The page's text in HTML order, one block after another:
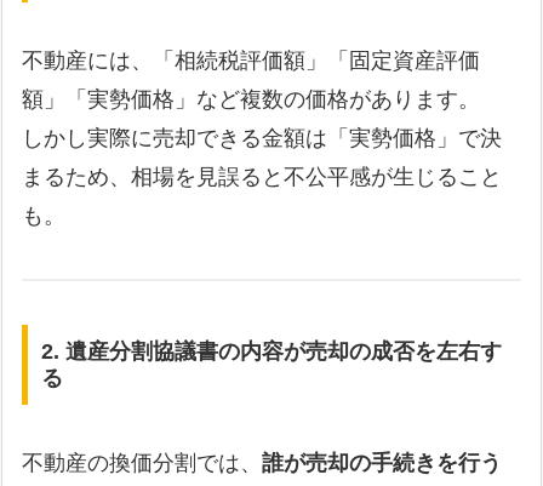
不動産には、「相続税評価額」「固定資産評価
額」「実勢価格」など複数の価格があります。
しかし実際に売却できる金額は「実勢価格」で決
まるため、相場を見誤ると不公平感が生じること
も。
2.遺産分割協議書の内容が売却の成否を左右す
る
不動産の換価分割では、誰が売却の手続きを行う